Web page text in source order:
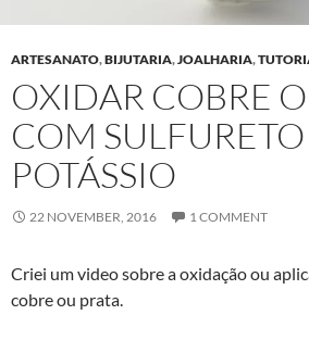
ARTESANATO,BIJUTARIA,JOALHARIA,
OXIDAR COBRE
COM
POTÁSSIO
22 NOVEMBER, 2016 1 COMMENT
Criei um video sobre a oxidação ou
cobre ou prata.